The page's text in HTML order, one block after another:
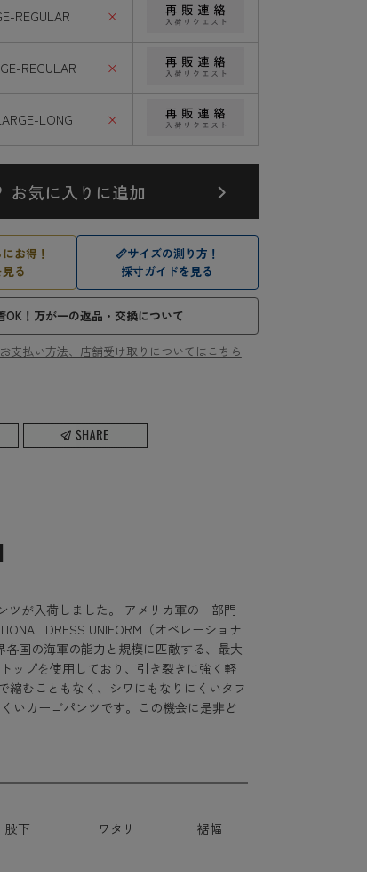
REGULAR ×
REGULAR ×
LONG ×
お得！
る
📏サイズの測り方！
採寸ガイドを見る
OK！万が一の返品・交換について
支払い方法、店舗受け取りについてはこちら
ツが入荷しました。 アメリカ軍の一部門
DRESS UNIFORM（オペレーショナ
国の海軍の能力と規模に匹敵する、最大
ップを使用しており、引き裂きに強く軽
縮むこともなく、シワにもなりにくいタフ
いカーゴパンツです。この機会に是非ど
股下 ワタリ 裾幅